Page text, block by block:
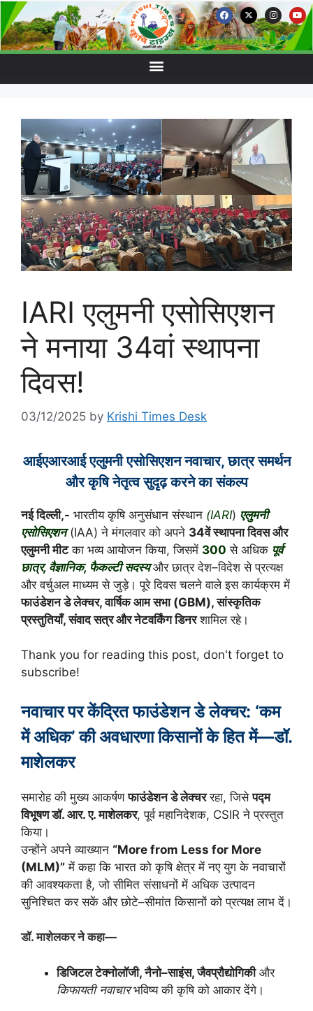
IARI एलुमनी एसोसिएशन
ने मनाया 34वां स्थापना
दिवस!
03/12/2025 by Krishi Times Desk
आईएआरआई एलुमनी एसोसिएशन नवाचार, छात्र समर्थन
और कृषि नेतृत्व सुदृढ़ करने का संकल्प
नई दिल्ली,- भारतीय कृषि अनुसंधान संस्थान (IARI) एलुमनी
एसोसिएशन(IAA) ने मंगलवार को अपने 34वें स्थापना दिवस और
एलुमनी मीटका भव्य आयोजन किया, जिसमें 300 से अधिक पूर्व
छात्र, वैज्ञानिक, फैकल्टी सदस्यऔर छात्र देश–विदेश से प्रत्यक्ष
और वर्चुअल माध्यम से जुड़े। पूरे दिवस चलने वाले इस कार्यक्रम में
फाउंडेशन डे लेक्चर, वार्षिक आम सभा (GBM), सांस्कृतिक
प्रस्तुतियाँ, संवाद सत्र और नेटवर्किंग डिनरशामिल रहे।
Thank you for reading this post, don't forget to
subscribe!
नवाचार पर केंद्रित फाउंडेशन डे लेक्चर: ‘कम
में अधिक’ की अवधारणा किसानों के हित में—डॉ.
माशेलकर
समारोह की मुख्य आकर्षणफाउंडेशन डे लेक्चररहा, जिसेपद्म
विभूषण डॉ. आर. ए. माशेलकर, पूर्व महानिदेशक, CSIR ने प्रस्तुत
किया।
उन्होंने अपने व्याख्यान “More from Less for More
(MLM)” में कहा कि भारत को कृषि क्षेत्र में नए युग के नवाचारों
की आवश्यकता है, जो सीमित संसाधनों में अधिक उत्पादन
सुनिश्चित कर सकें और छोटे–सीमांत किसानों को प्रत्यक्ष लाभ दें।
डॉ. माशेलकर ने कहा—
डिजिटल टेक्नोलॉजी, नैनो–साइंस, जैवप्रौद्योगिकीऔर
किफायती नवाचारभविष्य की कृषि को आकार देंगे।